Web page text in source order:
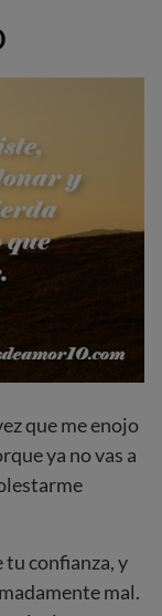
que me enojo
ya no vas a
tu confianza, y
mal.